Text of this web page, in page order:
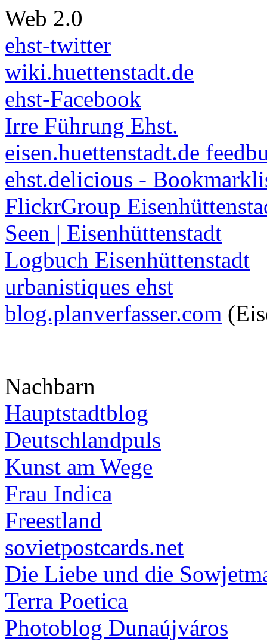
Web 2.0
ehst-twitter
wiki.huettenstadt.de
ehst-Facebook
Irre Führung Ehst.
eisen.huettenstadt.de
ehst.delicious -
FlickrGroup
Seen | Eisenhüttenstadt
Logbuch Eisenhüttenstadt
urbanistiques ehst
blog.planverfasser.com
Nachbarn
Hauptstadtblog
Deutschlandpuls
Kunst am Wege
Frau Indica
Freestland
sovietpostcards.net
Die Liebe und die
Terra Poetica
Photoblog Dunaújváros